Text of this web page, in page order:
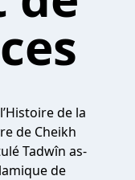
de la
de Cheikh
Tadwîn as-
de